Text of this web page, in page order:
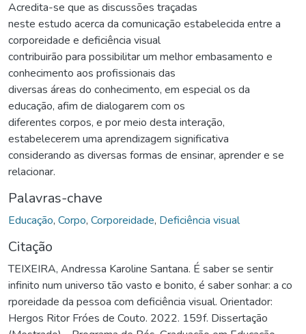
Acredita-se que as discussões traçadas
neste estudo acerca da comunicação estabelecida entre a
corporeidade e deficiência visual
contribuirão para possibilitar um melhor embasamento e
conhecimento aos profissionais das
diversas áreas do conhecimento, em especial os da
educação, afim de dialogarem com os
diferentes corpos, e por meio desta interação,
estabelecerem uma aprendizagem significativa
considerando as diversas formas de ensinar, aprender e se
relacionar.
Palavras-chave
Educação, Corpo, Corporeidade, Deficiência visual
Citação
TEIXEIRA, Andressa Karoline Santana. É saber se sentir
infinito num universo tão vasto e bonito, é saber sonhar: a co
rporeidade da pessoa com deficiência visual. Orientador:
Hergos Ritor Fróes de Couto. 2022. 159f. Dissertação